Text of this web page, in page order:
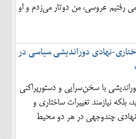
می رفتیم عروسی، من دوتار می‌زدم و او
نهادی دوراندیشی سیاسی در
با سخن‌سرایی و دستورپراکنی
بلکه نیازمند تغییرات ساختاری و
چندوجهی در هر دو محیط